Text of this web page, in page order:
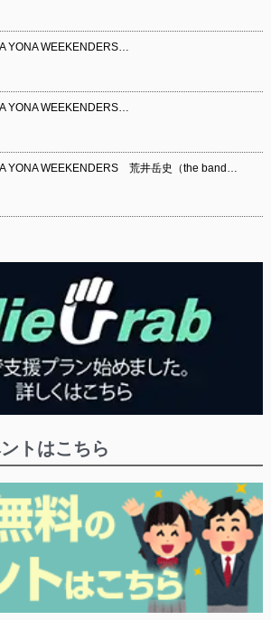
YONA WEEKENDERS…
YONA WEEKENDERS…
YONA WEEKENDERS 荒井岳史（the band…
トはこちら